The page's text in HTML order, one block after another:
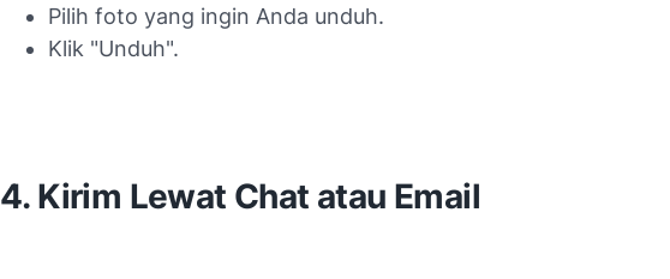
Pilih foto yang ingin Anda unduh.
Klik "Unduh".
4. Kirim Lewat Chat atau Email